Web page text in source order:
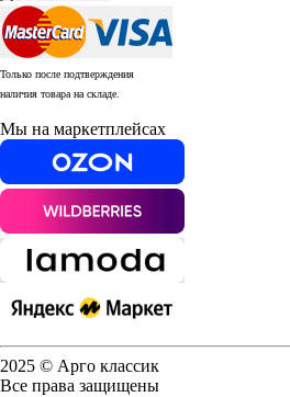
Только после подтверждения
наличия товара на складе.
Мы на маркетплейсах
2025 © Арго классик
Все права защищены